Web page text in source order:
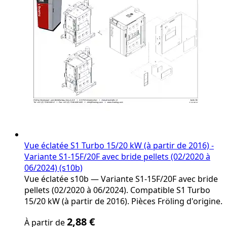
product
page
Vue éclatée S1 Turbo 15/20 kW (à partir de 2016) -
Variante S1-15F/20F avec bride pellets (02/2020 à
06/2024) (s10b)
Vue éclatée s10b — Variante S1-15F/20F avec bride
pellets (02/2020 à 06/2024). Compatible S1 Turbo
15/20 kW (à partir de 2016). Pièces Fröling d'origine.
price
À partir de2,88 €